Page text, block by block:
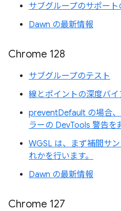
サブグループのサポート
Dawn の最新情報
Chrome 128
サブグループのテスト
線とポイントの深度バ
preventDefault の場合
ラーの DevTools 警告を
WGSL は、まず補間サ
れかを行います。
Dawn の最新情報
Chrome 127